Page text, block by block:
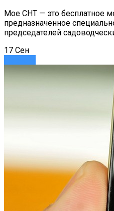
Мое СНТ — это бесплатное
предназначенное
председателей
17 Сен